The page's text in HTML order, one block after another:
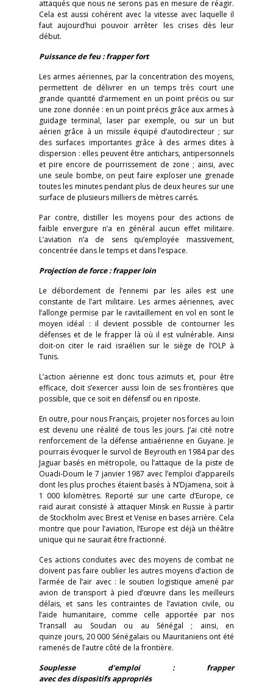
attaqués que nous ne serons pas en mesure de réagir.
Cela est aussi cohérent avec la vitesse avec laquelle il
faut aujourd’hui pouvoir arrêter les crises dès leur
début.
Puissance de feu : frapper fort
Les armes aériennes, par la concentration des moyens,
permettent de délivrer en un temps très court une
grande quantité d’armement en un point précis ou sur
une zone donnée : en un point précis grâce aux armes à
guidage terminal, laser par exemple, ou sur un but
aérien grâce à un missile équipé d’autodirecteur ; sur
des surfaces importantes grâce à des armes dites à
dispersion : elles peuvent être antichars, antipersonnels
et pire encore de pourrissement de zone ; ainsi, avec
une seule bombe, on peut faire exploser une grenade
toutes les minutes pendant plus de deux heures sur une
surface de plusieurs milliers de mètres carrés.
Par contre, distiller les moyens pour des actions de
faible envergure n’a en général aucun effet militaire.
L’aviation n’a de sens qu’employée massivement,
concentrée dans le temps et dans l’espace.
Projection de force : frapper loin
Le débordement de l’ennemi par les ailes est une
constante de l’art militaire. Les armes aériennes, avec
l’allonge permise par le ravitaillement en vol en sont le
moyen idéal : il devient possible de contourner les
défenses et de le frapper là où il est vulnérable. Ainsi
doit-on citer le raid israélien sur le siège de l’OLP à
Tunis.
L’action aérienne est donc tous azimuts et, pour être
efficace, doit s’exercer aussi loin de ses frontières que
possible, que ce soit en défensif ou en riposte.
En outre, pour nous Français, projeter nos forces au loin
est devenu une réalité de tous les jours. J’ai cité notre
renforcement de la défense antiaérienne en Guyane. Je
pourrais évoquer le survol de Beyrouth en 1984 par des
Jaguar basés en métropole, ou l’attaque de la piste de
Ouadi-Doum le 7 janvier 1987 avec l’emploi d’appareils
dont les plus proches étaient basés à N’Djamena, soit à
1 000 kilomètres. Reporté sur une carte d’Europe, ce
raid aurait consisté à attaquer Minsk en Russie à partir
de Stockholm avec Brest et Venise en bases arrière. Cela
montre que pour l’aviation, l’Europe est déjà un théâtre
unique qui ne saurait être fractionné.
Ces actions conduites avec des moyens de combat ne
doivent pas faire oublier les autres moyens d’action de
l’armée de l’air avec : le soutien logistique amené par
avion de transport à pied d’œuvre dans les meilleurs
délais, et sans les contraintes de l’aviation civile, ou
l’aide humanitaire, comme celle apportée par nos
Transall au Soudan ou au Sénégal ; ainsi, en
quinze jours, 20 000 Sénégalais ou Mauritaniens ont été
ramenés de l’autre côté de la frontière.
Souplesse d’emploi : frapper
avec des dispositifs appropriés